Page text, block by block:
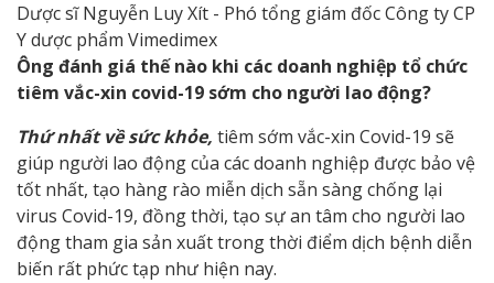
Dược sĩ Nguyễn Luy Xít - Phó tổng giám đốc Công ty CP
Y dược phẩm Vimedimex
Ông đánh giá thế nào khi các doanh nghiệp tổ chức
tiêm vắc-xin covid-19 sớm cho người lao động?
Thứ nhất về sức khỏe, tiêm sớm vắc-xin Covid-19 sẽ
giúp người lao động của các doanh nghiệp được bảo vệ
tốt nhất, tạo hàng rào miễn dịch sẵn sàng chống lại
virus Covid-19, đồng thời, tạo sự an tâm cho người lao
động tham gia sản xuất trong thời điểm dịch bệnh diễn
biến rất phức tạp như hiện nay.